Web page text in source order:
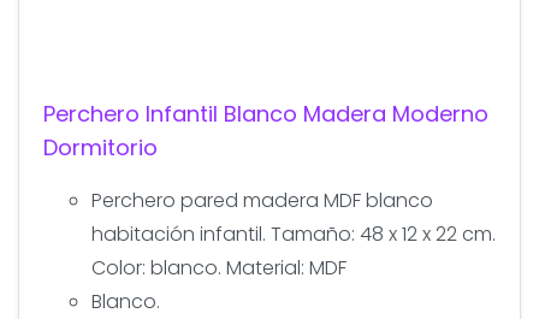
Perchero Infantil Blanco Madera Moderno
Dormitorio
Perchero pared madera MDF blanco
habitación infantil. Tamaño: 48 x 12 x 22 cm.
Color: blanco. Material: MDF
Blanco.